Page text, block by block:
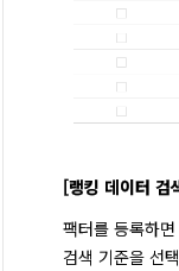
[랭킹 데이터 검
팩터를 등록하면
검색 기준을 선